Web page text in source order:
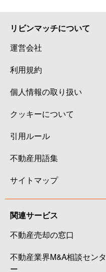
リビンマッチについて
運営会社
利用規約
個人情報の取り扱い
クッキーについて
引用ルール
不動産用語集
サイトマップ
関連サービス
不動産売却の窓口
不動産業界M&A相談センタ
ー